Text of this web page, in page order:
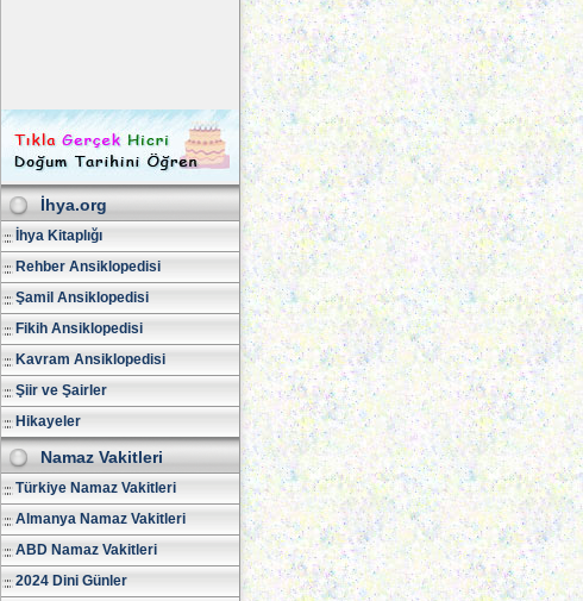
İhya.org
İhya Kitaplığı
Rehber Ansiklopedisi
Şamil Ansiklopedisi
Fikih Ansiklopedisi
Kavram Ansiklopedisi
Şiir ve Şairler
Hikayeler
Namaz Vakitleri
Türkiye Namaz Vakitleri
Almanya Namaz Vakitleri
ABD Namaz Vakitleri
2024 Dini Günler